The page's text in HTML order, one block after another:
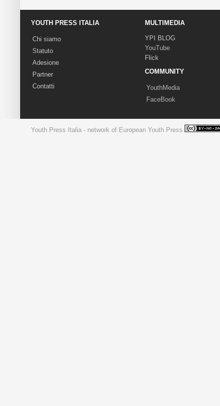
YOUTH PRESS ITALIA
Chi siamo
Statuto
Adesione
Partner
Contatti
MULTIMEDIA
YPI BLOG
YouTube
Flick
COMMUNITY
YouthMedia
FaceBook
Youth Press Italia - network of European Youth Press